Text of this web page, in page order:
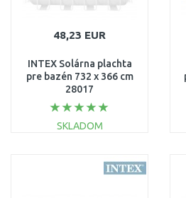
48,23 EUR
INTEX Solárna plachta
pre bazén 732 x 366 cm
28017
SKLADOM